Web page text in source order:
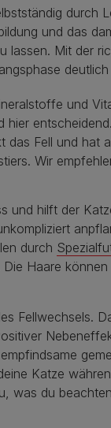
durch
und das
lassen. Mit der
und
hier
Fell und hat
Wir
und hilft der
durch
Die Haare
Fellwechsels.
Katze
was du